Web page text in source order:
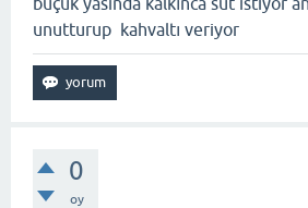
unutturup kahvaltı veriyor
0
oy